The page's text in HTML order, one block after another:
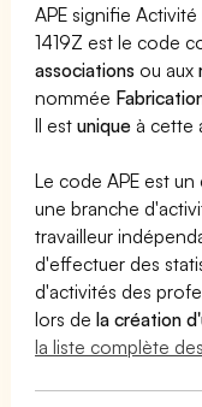
APE signifie
1419Z est le code
associations ou aux
nommée
Il estunique à cette
Le code APE est
une branche
travailleur
d'effectuer des
d'activités des
lors dela création
la liste complète